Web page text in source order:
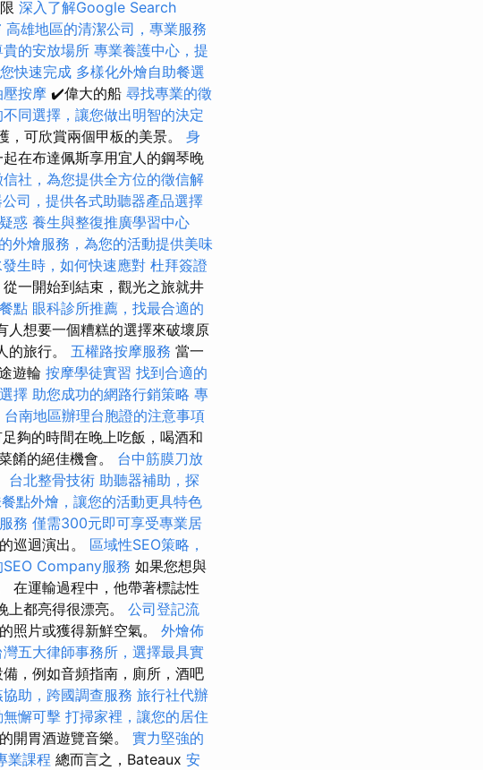
深入了解Google Search
高雄地區的清潔公司，專業服務
的安放場所 專業養護中心，提
快速完成 多樣化外燴自助餐選
壓按摩 ✔️偉大的船 尋找專業的徵
同選擇，讓您做出明智的決定
，可欣賞兩個甲板的美景。 身
在布達佩斯享用宜人的鋼琴晚
信社，為您提供全方位的徵信解
司，提供各式助聽器產品選擇
惑 養生與整復推廣學習中心
外燴服務，為您的活動提供美味
生時，如何快速應對 杜拜簽證
一開始到結束，觀光之旅就井
點 眼科診所推薦，找最合適的
人想要一個糟糕的選擇來破壞原
的旅行。 五權路按摩服務 當一
遊輪 按摩學徒實習 找到合適的
擇 助您成功的網路行銷策略 專
台南地區辦理台胞證的注意事項
夠的時間在晚上吃飯，喝酒和
餚的絕佳機會。 台中筋膜刀放
台北整骨技術 助聽器補助，探
點外燴，讓您的活動更具特色
務 僅需300元即可享受專業居
巡迴演出。 區域性SEO策略，
SEO Company服務 如果您想與
在運輸過程中，他帶著標誌性
上都亮得很漂亮。 公司登記流
照片或獲得新鮮空氣。 外燴佈
五大律師事務所，選擇最具實
，例如音頻指南，廁所，酒吧
助，跨國調查服務 旅行社代辦
懈可擊 打掃家裡，讓您的居住
開胃酒遊覽音樂。 實力堅強的
業課程 總而言之，Bateaux 安